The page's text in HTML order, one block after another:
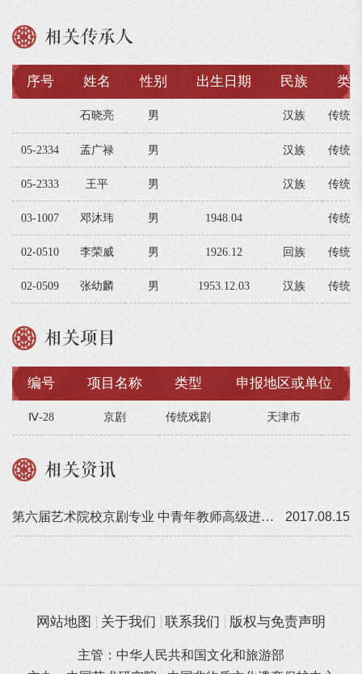
相关传承人
序号 姓名 性别 出生日期 民族 类
石晓亮 男 汉族 传统
05-2334 孟广禄 男 汉族 传统
05-2333 王平 男 汉族 传统
03-1007 邓沐玮 男 1948.04 传统
02-0510 李荣威 男 1926.12 回族 传统
02-0509 张幼麟 男 1953.12.03 汉族 传统
相关项目
编号 项目名称 类型 申报地区或单位
Ⅳ-28 京剧 传统戏剧 天津市
相关资讯
2017.08.15
第六届艺术院校京剧专业 中青年教师高级进修班举办
网站地图 关于我们 联系我们 版权与免责声明
主管：中华人民共和国文化和旅游部